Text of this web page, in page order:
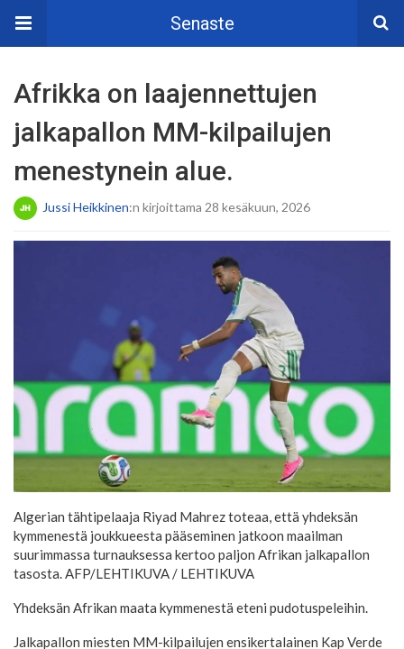
Senaste
Afrikka on laajennettujen
jalkapallon MM-kilpailujen
menestynein alue.
Jussi Heikkinen:n kirjoittama 28 kesäkuun, 2026
Algerian tähtipelaaja Riyad Mahrez toteaa, että yhdeksän
kymmenestä joukkueesta pääseminen jatkoon maailman
suurimmassa turnauksessa kertoo paljon Afrikan jalkapallon
tasosta. AFP/LEHTIKUVA/ LEHTIKUVA
Yhdeksän Afrikan maata kymmenestä eteni pudotuspeleihin.
Jalkapallon miesten MM-kilpailujen ensikertalainen Kap Verde